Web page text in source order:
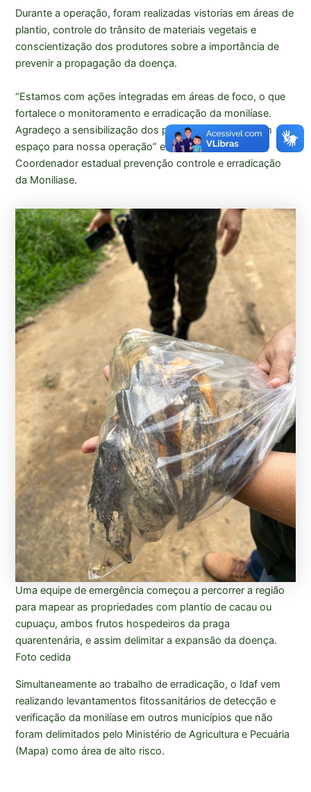
Durante a operação, foram realizadas vistorias em áreas de
plantio, controle do trânsito de materiais vegetais e
conscientização dos produtores sobre a importância de
prevenir a propagação da doença.
“Estamos com ações integradas em áreas de foco, o que
fortalece o monitoramento e erradicação da monilíase.
Agradeço a sensibilização dos produtores que abriram
espaço para nossa operação” explica Altemar Pereira,
Coordenador estadual prevenção controle e erradicação
da Moniliase.
Uma equipe de emergência começou a percorrer a região
para mapear as propriedades com plantio de cacau ou
cupuaçu, ambos frutos hospedeiros da praga
quarentenária, e assim delimitar a expansão da doença.
Foto cedida
Simultaneamente ao trabalho de erradicação, o Idaf vem
realizando levantamentos fitossanitários de detecção e
verificação da monilíase em outros municípios que não
foram delimitados pelo Ministério de Agricultura e Pecuária
(Mapa) como área de alto risco.